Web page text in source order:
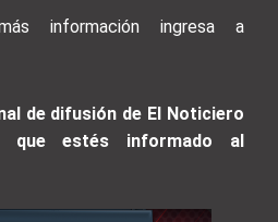
información ingresa a
de difusión de El Noticiero
que estés informado al